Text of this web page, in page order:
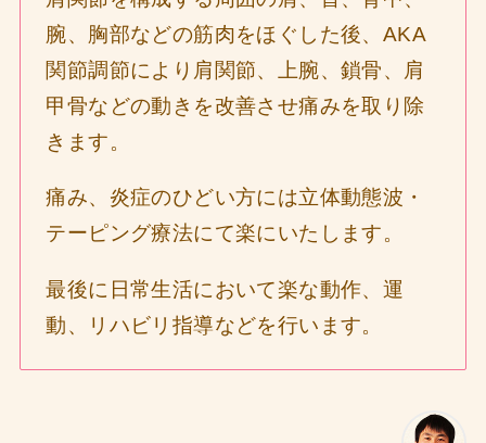
腕、胸部などの筋肉をほぐした後、AKA
関節調節により肩関節、上腕、鎖骨、肩
甲骨などの動きを改善させ痛みを取り除
きます。
痛み、炎症のひどい方には立体動態波・
テーピング療法にて楽にいたします。
最後に日常生活において楽な動作、運
動、リハビリ指導などを行います。